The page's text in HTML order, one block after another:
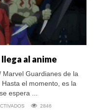
al anime
Marvel Guardianes de la
el momento, es la
espera ...
2846